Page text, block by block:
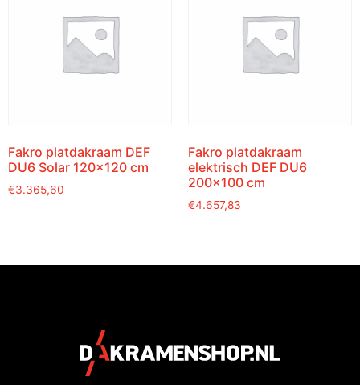
Fakro platdakraam DEF
DU6 Solar 120×120 cm
€3.365,60
Fakro platdakraam
elektrisch DEF DU6
200×100 cm
€4.657,83